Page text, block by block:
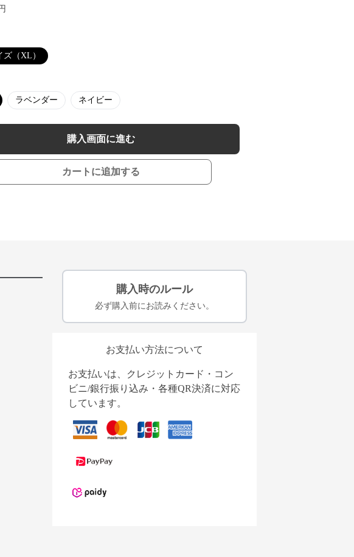
ズ（XL）
ラベンダー ネイビー
購入画面に進む
カートに追加する
購入時のルール
必ず購入前にお読みください。
お支払い方法について
お支払いは、クレジットカード・コン
ビニ/銀行振り込み・各種QR決済に対応
しています。